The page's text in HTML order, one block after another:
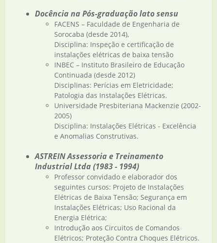
Docência na Pós-graduação lato sensu
FACENS – Faculdade de Engenharia de
Sorocaba (desde 2014),
Disciplina: Inspeção e certificação de
instalações elétricas de baixa tensão
INBEC – Instituto Brasileiro de Educação
Continuada (desde 2012)
Disciplinas: Perícias em Eletricidade;
Patologia das Instalações Elétricas.
Universidade Presbiteriana Mackenzie (2002-
2005)
Disciplina: Instalações Elétricas - Excelência
e Anomalias Construtivas.
ASTREIN Assessoria e Treinamento
Industrial Ltda (1983 - 1994)
Professor convidado e elaborador dos
seguintes cursos: Projeto de Instalações
Elétricas de Baixa Tensão; Segurança em
Instalações Elétricas; Uso Racional da
Energia Elétrica;
Introdução aos Circuitos de Comandos
Elétricos; Proteção Contra Choques Elétricos.